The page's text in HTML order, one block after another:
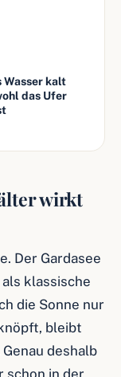
Wasser kalt
das Ufer
wirkt
Der Gardasee
klassische
die Sonne nur
bleibt
deshalb
schon in der